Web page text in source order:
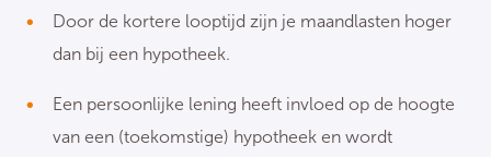
Door de kortere looptijd zijn je maandlasten hoger
dan bij een hypotheek.
Een persoonlijke lening heeft invloed op de hoogte
van een (toekomstige) hypotheek en wordt